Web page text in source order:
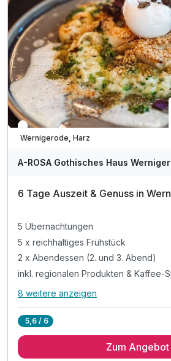
inkl. Tee, Wasser sowie Obst im SPA-
zzgl. Kurtaxe mit vielen
Engpass im Dezember
Wernigerode, Harz
A-ROSA Gothisches Haus
6 Tage Auszeit & Genuss in
5 Übernachtungen
5 x reichhaltiges Frühstück
2 x Abendessen (2. und 3. Abend)
inkl. regionalen Produkten & Kaffee-
Alle Inklusivleistungen
5 x reichhaltiges Frühstück
8 weitere anzeigen
5,6 / 6
Zum Angebot